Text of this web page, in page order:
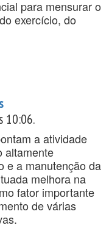
para mensurar o
exercício, do
10:06.
a atividade
altamente
e a manutenção da
melhora na
fator importante
de várias